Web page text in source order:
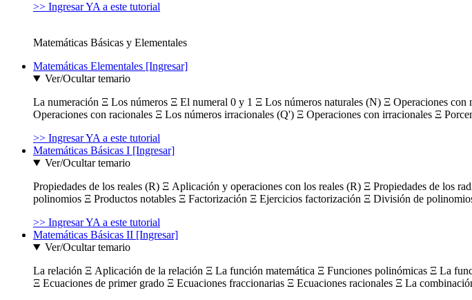
>> Ingresar YA a este tutorial
Matemáticas Básicas y Elementales
Matemáticas Elementales [Ingresar]
Ver/Ocultar temario
La numeración Ξ Los números Ξ El numeral 0 y 1 Ξ Los números naturales (N) Ξ Operaciones
Operaciones con racionales Ξ Los números irracionales (Q') Ξ Operaciones con irracionales Ξ
>> Ingresar YA a este tutorial
Matemáticas Básicas I [Ingresar]
Ver/Ocultar temario
Propiedades de los reales (R) Ξ Aplicación y operaciones con los reales (R) Ξ Propiedades de los
polinomios Ξ Productos notables Ξ Factorización Ξ Ejercicios factorización Ξ División de
>> Ingresar YA a este tutorial
Matemáticas Básicas II [Ingresar]
Ver/Ocultar temario
La relación Ξ Aplicación de la relación Ξ La función matemática Ξ Funciones polinómicas Ξ La
Ξ Ecuaciones de primer grado Ξ Ecuaciones fraccionarias Ξ Ecuaciones racionales Ξ La